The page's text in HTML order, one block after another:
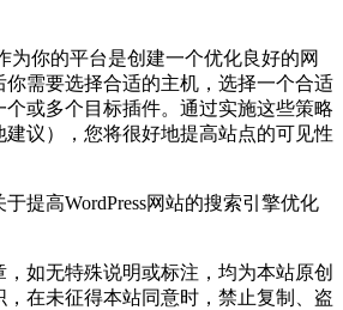
为你的平台是创建一个优化良好的网
需要选择合适的主机，选择一个合适
或多个目标插件。通过实施这些策略
建议），您将很好地提高站点的可见性
提高WordPress网站的搜索引擎优化
如无特殊说明或标注，均为本站原创
在未征得本站同意时，禁止复制、盗